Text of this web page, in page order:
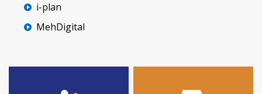
i-plan
MehDigital